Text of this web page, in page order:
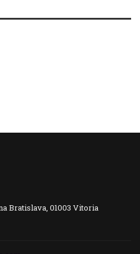
Bratislava, 01003 Vitoria